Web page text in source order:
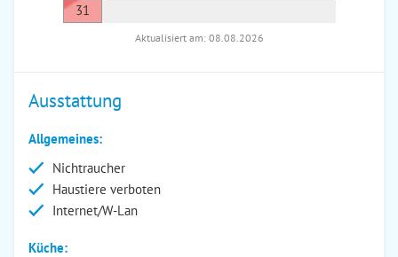
31
Aktualisiert am: 08.08.2026
Ausstattung
Allgemeines:
Nichtraucher
Haustiere verboten
Internet/W-Lan
Küche: